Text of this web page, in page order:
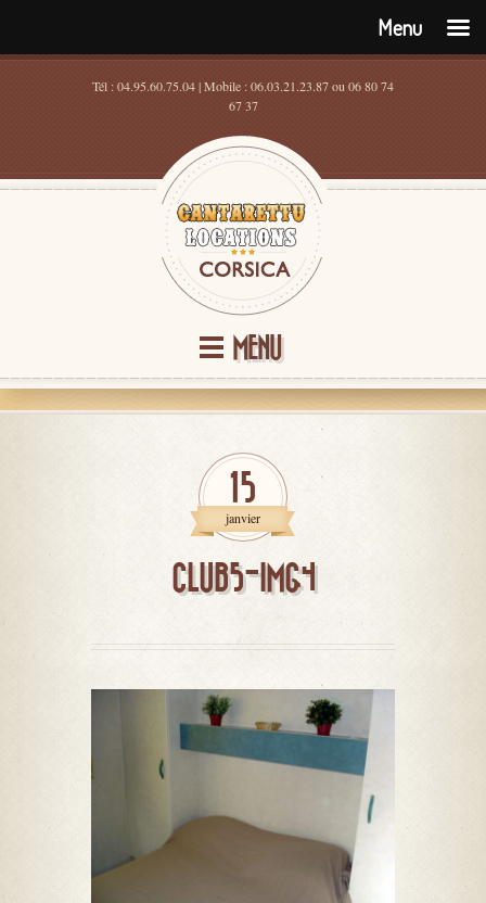
Tél : 04.95.60.75.04 | Mobile : 06.03.21.23.87 ou 06 80 74
67 37
MENU
15
janvier
CLUB5-IMG4
Menu